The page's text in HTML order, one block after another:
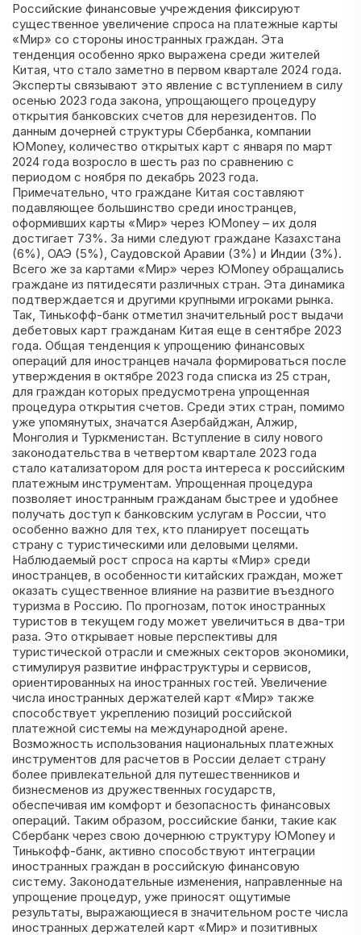
Российские финансовые учреждения фиксируют
существенное увеличение спроса на платежные карты
«Мир» со стороны иностранных граждан. Эта
тенденция особенно ярко выражена среди жителей
Китая, что стало заметно в первом квартале 2024 года.
Эксперты связывают это явление с вступлением в силу
осенью 2023 года закона, упрощающего процедуру
открытия банковских счетов для нерезидентов. По
данным дочерней структуры Сбербанка, компании
ЮMoney, количество открытых карт с января по март
2024 года возросло в шесть раз по сравнению с
периодом с ноября по декабрь 2023 года.
Примечательно, что граждане Китая составляют
подавляющее большинство среди иностранцев,
оформивших карты «Мир» через ЮMoney – их доля
достигает 73%. За ними следуют граждане Казахстана
(6%), ОАЭ (5%), Саудовской Аравии (3%) и Индии (3%).
Всего же за картами «Мир» через ЮMoney обращались
граждане из пятидесяти различных стран. Эта динамика
подтверждается и другими крупными игроками рынка.
Так, Тинькофф-банк отметил значительный рост выдачи
дебетовых карт гражданам Китая еще в сентябре 2023
года. Общая тенденция к упрощению финансовых
операций для иностранцев начала формироваться после
утверждения в октябре 2023 года списка из 25 стран,
для граждан которых предусмотрена упрощенная
процедура открытия счетов. Среди этих стран, помимо
уже упомянутых, значатся Азербайджан, Алжир,
Монголия и Туркменистан. Вступление в силу нового
законодательства в четвертом квартале 2023 года
стало катализатором для роста интереса к российским
платежным инструментам. Упрощенная процедура
позволяет иностранным гражданам быстрее и удобнее
получать доступ к банковским услугам в России, что
особенно важно для тех, кто планирует посещать
страну с туристическими или деловыми целями.
Наблюдаемый рост спроса на карты «Мир» среди
иностранцев, в особенности китайских граждан, может
оказать существенное влияние на развитие въездного
туризма в Россию. По прогнозам, поток иностранных
туристов в текущем году может увеличиться в два-три
раза. Это открывает новые перспективы для
туристической отрасли и смежных секторов экономики,
стимулируя развитие инфраструктуры и сервисов,
ориентированных на иностранных гостей. Увеличение
числа иностранных держателей карт «Мир» также
способствует укреплению позиций российской
платежной системы на международной арене.
Возможность использования национальных платежных
инструментов для расчетов в России делает страну
более привлекательной для путешественников и
бизнесменов из дружественных государств,
обеспечивая им комфорт и безопасность финансовых
операций. Таким образом, российские банки, такие как
Сбербанк через свою дочернюю структуру ЮMoney и
Тинькофф-банк, активно способствуют интеграции
иностранных граждан в российскую финансовую
систему. Законодательные изменения, направленные на
упрощение процедур, уже приносят ощутимые
результаты, выражающиеся в значительном росте числа
иностранных держателей карт «Мир» и позитивных